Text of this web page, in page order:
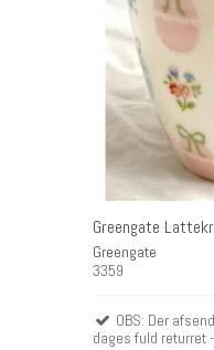
Greengate
Greengate
3359
OBS: Der
dages fuld returret